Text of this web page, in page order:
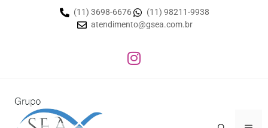
(11) 3698-6676
(11) 98211-9938
atendimento@gsea.com.br